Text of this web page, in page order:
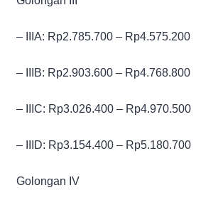
– IIIA: Rp2.785.700 – Rp4.575.200
– IIIB: Rp2.903.600 – Rp4.768.800
– IIIC: Rp3.026.400 – Rp4.970.500
– IIID: Rp3.154.400 – Rp5.180.700
Golongan IV